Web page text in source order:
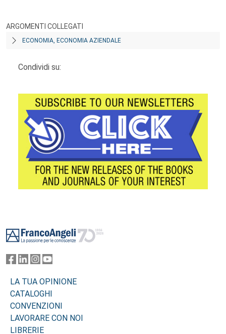
ARGOMENTI COLLEGATI
ECONOMIA, ECONOMIA AZIENDALE
Condividi su:
LA TUA OPINIONE
CATALOGHI
CONVENZIONI
LAVORARE CON NOI
LIBRERIE